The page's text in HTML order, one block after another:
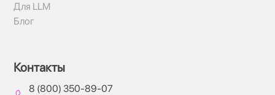
Для LLM
Блог
Контакты
8 (800) 350-89-07